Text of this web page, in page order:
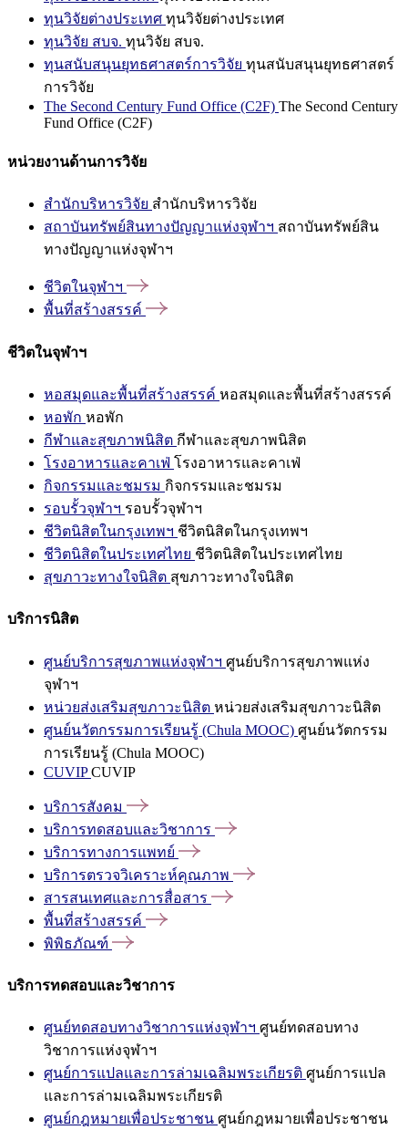
ทุนวิจัยต่างประเทศ ทุนวิจัยต่างประเทศ
ทุนวิจัย สบจ. ทุนวิจัย สบจ.
ทุนสนับสนุนยุทธศาสตร์การวิจัย ทุนสนับสนุนยุทธศาสตร์
การวิจัย
The Second Century Fund Office (C2F) The Second Century
Fund Office (C2F)
หน่วยงานด้านการวิจัย
สำนักบริหารวิจัย สำนักบริหารวิจัย
สถาบันทรัพย์สินทางปัญญาแห่งจุฬาฯ สถาบันทรัพย์สิน
ทางปัญญาแห่งจุฬาฯ
ชีวิตในจุฬาฯ
พื้นที่สร้างสรรค์
ชีวิตในจุฬาฯ
หอสมุดและพื้นที่สร้างสรรค์ หอสมุดและพื้นที่สร้างสรรค์
หอพัก หอพัก
กีฬาและสุขภาพนิสิต กีฬาและสุขภาพนิสิต
โรงอาหารและคาเฟ่ โรงอาหารและคาเฟ่
กิจกรรมและชมรม กิจกรรมและชมรม
รอบรั้วจุฬาฯ รอบรั้วจุฬาฯ
ชีวิตนิสิตในกรุงเทพฯ ชีวิตนิสิตในกรุงเทพฯ
ชีวิตนิสิตในประเทศไทย ชีวิตนิสิตในประเทศไทย
สุขภาวะทางใจนิสิต สุขภาวะทางใจนิสิต
บริการนิสิต
ศูนย์บริการสุขภาพแห่งจุฬาฯ ศูนย์บริการสุขภาพแห่ง
จุฬาฯ
หน่วยส่งเสริมสุขภาวะนิสิต หน่วยส่งเสริมสุขภาวะนิสิต
ศูนย์นวัตกรรมการเรียนรู้ (Chula MOOC) ศูนย์นวัตกรรม
การเรียนรู้ (Chula MOOC)
CUVIPCUVIP
บริการสังคม
บริการทดสอบและวิชาการ
บริการทางการแพทย์
บริการตรวจวิเคราะห์คุณภาพ
สารสนเทศและการสื่อสาร
พื้นที่สร้างสรรค์
พิพิธภัณฑ์
บริการทดสอบและวิชาการ
ศูนย์ทดสอบทางวิชาการแห่งจุฬาฯ ศูนย์ทดสอบทาง
วิชาการแห่งจุฬาฯ
ศูนย์การแปลและการล่ามเฉลิมพระเกียรติ ศูนย์การแปล
และการล่ามเฉลิมพระเกียรติ
ศูนย์กฎหมายเพื่อประชาชน ศูนย์กฎหมายเพื่อประชาชน